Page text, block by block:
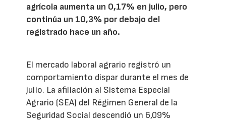
agrícola aumenta un 0,17% en julio, pero
continúa un 10,3% por debajo del
registrado hace un año.
El mercado laboral agrario registró un
comportamiento dispar durante el mes de
julio. La afiliación al Sistema Especial
Agrario (SEA) del Régimen General de la
Seguridad Social descendió un 6,09%